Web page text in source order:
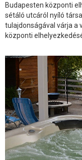
Budapesten központi
sétáló utcáról nyíló
tulajdonságával várja a
központi